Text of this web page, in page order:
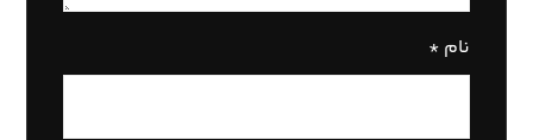
نام *